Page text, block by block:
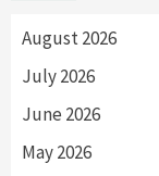
August 2026
July 2026
June 2026
May 2026